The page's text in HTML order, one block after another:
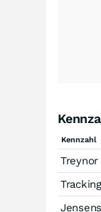
Kennzahl
Treynor